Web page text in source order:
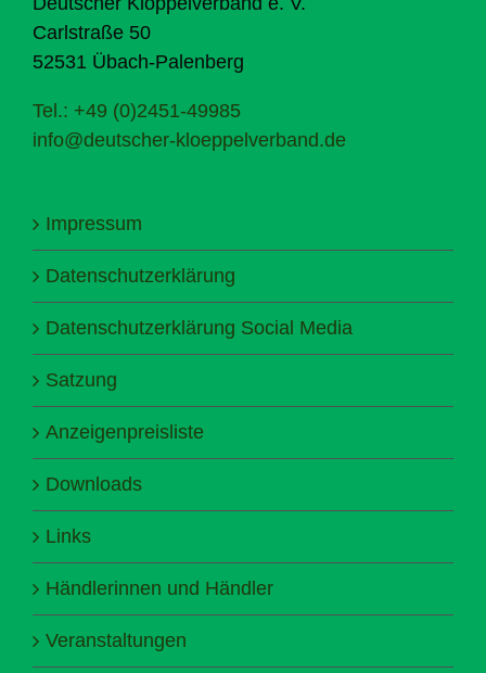
Carlstraße 50
52531 Übach-Palenberg
Tel.: +49 (0)2451-49985
info@deutscher-kloeppelverband.de
Impressum
Datenschutzerklärung
Datenschutzerklärung Social Media
Satzung
Anzeigenpreisliste
Downloads
Links
Händlerinnen und Händler
Veranstaltungen